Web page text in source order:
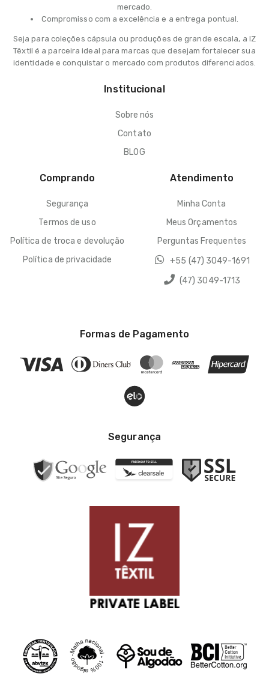
mercado.
Compromisso com a excelência e a entrega pontual.
Seja para coleções cápsula ou produções de grande escala, a IZ
Têxtil é a parceira ideal para marcas que desejam fortalecer sua
identidade e conquistar o mercado com produtos diferenciados.
Institucional
Sobre nós
Contato
BLOG
Comprando
Segurança
Termos de uso
Política de troca e devolução
Política de privacidade
Atendimento
Minha Conta
Meus Orçamentos
Perguntas Frequentes
+55 (47) 3049-1691
(47) 3049-1713
Formas de Pagamento
Segurança